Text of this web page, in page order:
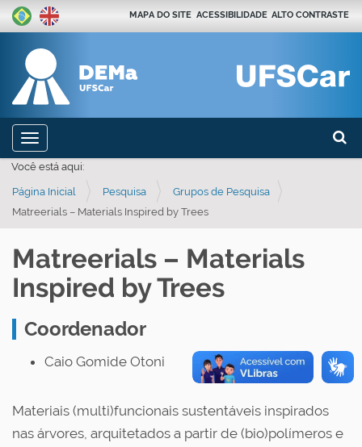
Busca
MAPA DO SITE ACESSIBILIDADE ALTO CONTRASTE
Toggle navigation
Você está aqui:
Página Inicial Pesquisa
Grupos de Pesquisa
Matreerials – Materials Inspired by Trees
Matreerials – Materials
Inspired by Trees
Coordenador
Caio Gomide Otoni
Materiais (multi)funcionais sustentáveis inspirados
nas árvores, arquitetados a partir de (bio)polímeros e